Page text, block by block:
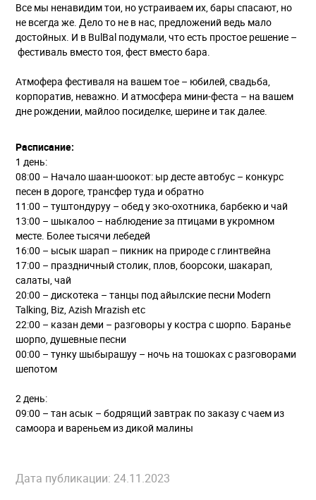
Все мы ненавидим тои, но устраиваем их, бары спасают, но
не всегда же. Дело то не в нас, предложений ведь мало
достойных. И в BulBal подумали, что есть простое решение –
фестиваль вместо тоя, фест вместо бара.
Атмофера фестиваля на вашем тое – юбилей, свадьба,
корпоратив, неважно. И атмосфера мини-феста – на вашем
дне рождении, майлоо посиделке, шерине и так далее.
Расписание:
1 день:
08:00 – Начало шаан-шоокот: ыр десте автобус – конкурс
песен в дороге, трансфер туда и обратно
11:00 – туштондуруу – обед у эко-охотника, барбекю и чай
13:00 – шыкалоо – наблюдение за птицами в укромном
месте. Более тысячи лебедей
16:00 – ысык шарап – пикник на природе с глинтвейна
17:00 – праздничный столик, плов, боорсоки, шакарап,
салаты, чай
20:00 – дискотека – танцы под айылские песни Modern
Talking, Biz, Azish Mrazish etc
22:00 – казан деми – разговоры у костра с шорпо. Баранье
шорпо, душевные песни
00:00 – тунку шыбырашуу – ночь на тошоках с разговорами
шепотом
2 день:
09:00 – тан асык – бодрящий завтрак по заказу с чаем из
самоора и вареньем из дикой малины
Дата публикации: 24.11.2023